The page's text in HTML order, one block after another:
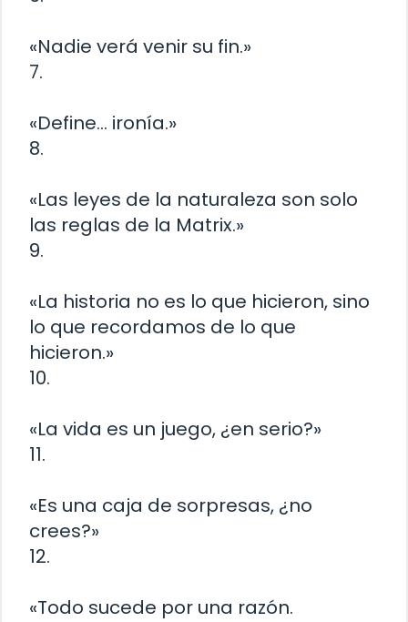
«Nadie verá venir su fin.»
7.
«Define… ironía.»
8.
«Las leyes de la naturaleza son solo
las reglas de la Matrix.»
9.
«La historia no es lo que hicieron, sino
lo que recordamos de lo que
hicieron.»
10.
«La vida es un juego, ¿en serio?»
11.
«Es una caja de sorpresas, ¿no
crees?»
12.
«Todo sucede por una razón.